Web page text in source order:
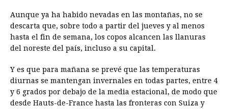
Aunque ya ha habido nevadas en las montañas, no se
descarta que, sobre todo a partir del jueves y al menos
hasta el fin de semana, los copos alcancen las llanuras
del noreste del país, incluso a su capital.
Y es que para mañana se prevé que las temperaturas
diurnas se mantengan invernales en todas partes, entre 4
y 6 grados por debajo de la media estacional, de modo que
desde Hauts-de-France hasta las fronteras con Suiza y